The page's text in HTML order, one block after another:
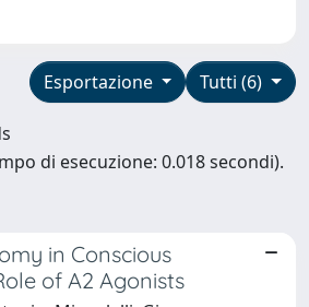
Tutti (6)
Esportazione
di esecuzione: 0.018 secondi).
in Conscious
of A2 Agonists